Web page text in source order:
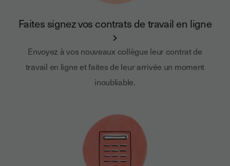
Faites signez vos contrats de travail en ligne
Envoyez à vos nouveaux collègue leur contrat de
travail en ligne et faites de leur arrivée un moment
inoubliable.